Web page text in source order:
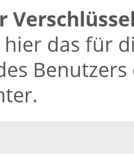
hier das für